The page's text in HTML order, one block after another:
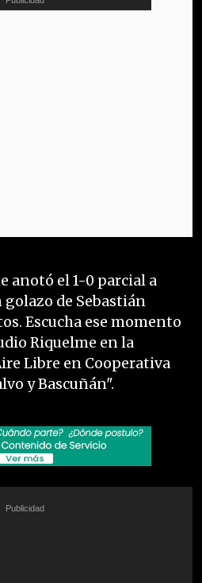
anotó el 1-0 parcial a
de Sebastián
Escucha ese momento
Riquelme en la
Libre en Cooperativa
y Bascuñán".